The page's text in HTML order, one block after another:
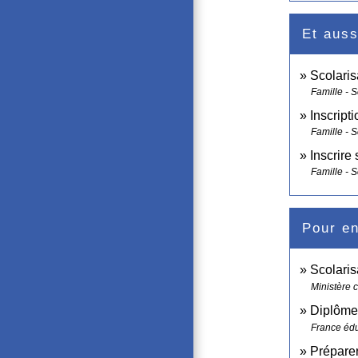
Et
Famille -
Famille -
Famille -
Pour
Ministère
France